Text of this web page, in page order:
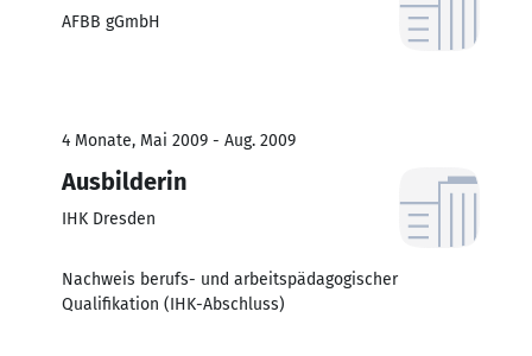
AFBB gGmbH
4 Monate, Mai 2009 - Aug. 2009
Ausbilderin
IHK Dresden
Nachweis berufs- und arbeitspädagogischer
Qualifikation (IHK-Abschluss)